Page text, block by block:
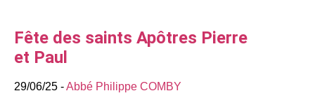
Fête des saints Apôtres Pierre
et Paul
29/06/25 -Abbé Philippe COMBY